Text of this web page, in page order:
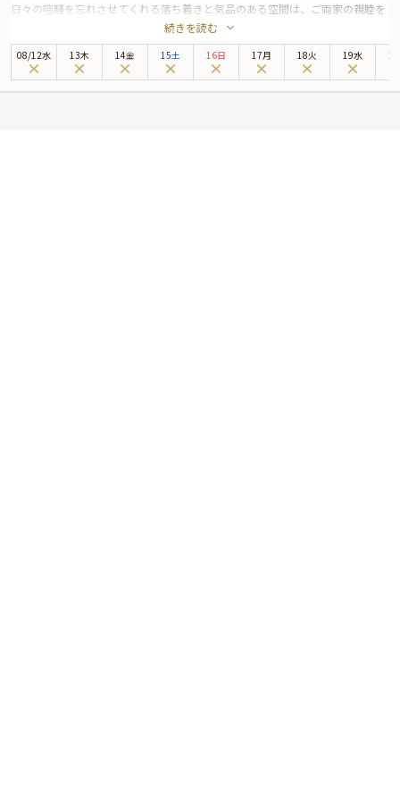
日々の喧騒を忘れさせてくれる落ち着きと気品のある空間は、ご両家の親睦を
深める大切なお食事の場にふさわしい雰囲気が広がっています。
また、本プランは4～12名様対応の個室確約のため、周囲を気にせずご両家だ
けのプライベート空間でごゆっくりご歓談いただけます。
続きを読む
08/12水 13木 14金 15土 16日 17月 18火 19水